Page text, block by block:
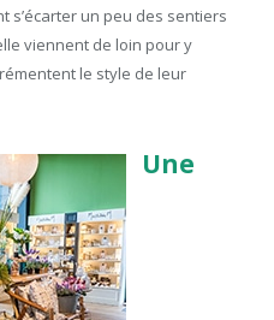
s’écarter un peu des sentiers
viennent de loin pour y
le style de leur
Une